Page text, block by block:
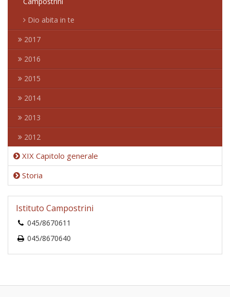
Dio abita in te
2017
2016
2015
2014
2013
2012
XIX Capitolo generale
Storia
Istituto Campostrini
045/8670611
045/8670640